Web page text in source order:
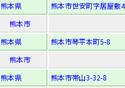
熊本県
熊本市世安町字居屋敷
熊本市
熊本県
熊本市琴平本町5-8
熊本市
熊本県
熊本市帯山3-32-8